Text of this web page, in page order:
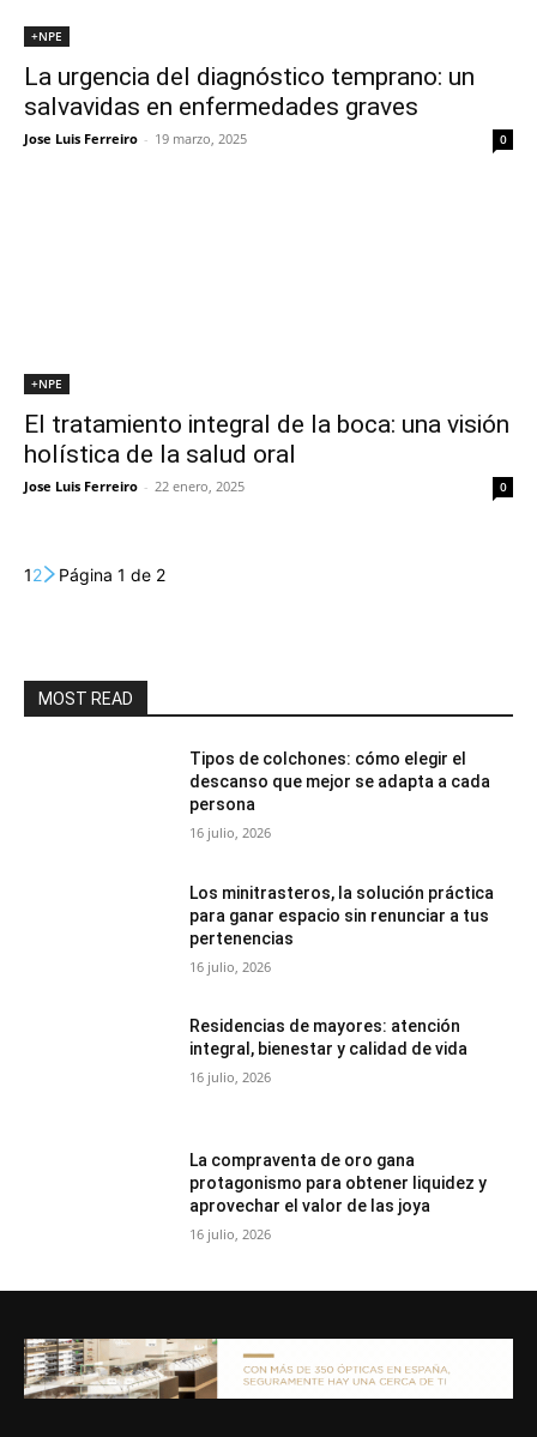
+NPE
La urgencia del diagnóstico temprano: un
salvavidas en enfermedades graves
Jose Luis Ferreiro - 19 marzo, 2025 0
+NPE
El tratamiento integral de la boca: una visión
holística de la salud oral
Jose Luis Ferreiro - 22 enero, 2025 0
12 Página 1 de 2
MOST READ
Tipos de colchones: cómo elegir el
descanso que mejor se adapta a cada
persona
16 julio, 2026
Los minitrasteros, la solución práctica
para ganar espacio sin renunciar a tus
pertenencias
16 julio, 2026
Residencias de mayores: atención
integral, bienestar y calidad de vida
16 julio, 2026
La compraventa de oro gana
protagonismo para obtener liquidez y
aprovechar el valor de las joya
16 julio, 2026